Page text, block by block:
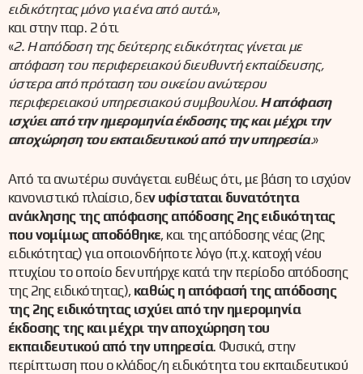
ειδικότητας μόνο για ένα από αυτά.»,
και στην παρ. 2 ότι
«2. Η απόδοση της δεύτερης ειδικότητας γίνεται με
απόφαση του περιφερειακού διευθυντή εκπαίδευσης,
ύστερα από πρόταση του οικείου ανώτερου
περιφερειακού υπηρεσιακού συμβουλίου. Η απόφαση
ισχύει από την ημερομηνία έκδοσης της και μέχρι την
αποχώρηση του εκπαιδευτικού από την υπηρεσία.»
Από τα ανωτέρω συνάγεται ευθέως ότι, με βάση το ισχύον
κανονιστικό πλαίσιο, δεν υφίσταται δυνατότητα
ανάκλησης της απόφασης απόδοσης 2ης ειδικότητας
που νομίμως αποδόθηκε, και της απόδοσης νέας (2ης
ειδικότητας) για οποιονδήποτε λόγο (π.χ. κατοχή νέου
πτυχίου το οποίο δεν υπήρχε κατά την περίοδο απόδοσης
της 2ης ειδικότητας), καθώς η απόφασή της απόδοσης
της 2ης ειδικότητας ισχύει από την ημερομηνία
έκδοσης της και μέχρι την αποχώρηση του
εκπαιδευτικού από την υπηρεσία. Φυσικά, στην
περίπτωση που ο κλάδος/η ειδικότητα του εκπαιδευτικού